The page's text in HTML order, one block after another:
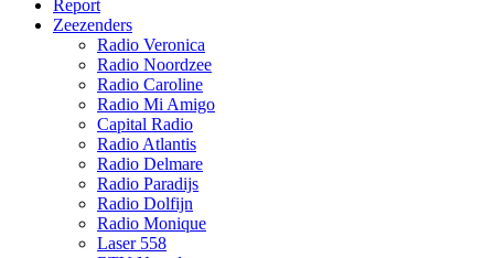
Report
Zeezenders
Radio Veronica
Radio Noordzee
Radio Caroline
Radio Mi Amigo
Capital Radio
Radio Atlantis
Radio Delmare
Radio Paradijs
Radio Dolfijn
Radio Monique
Laser 558